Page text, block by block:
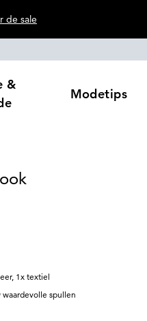
de sale
&
Modetips
1x textiel
spullen